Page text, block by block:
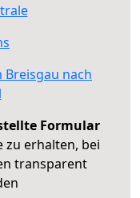
nach
Formular
zu erhalten, bei
transparent